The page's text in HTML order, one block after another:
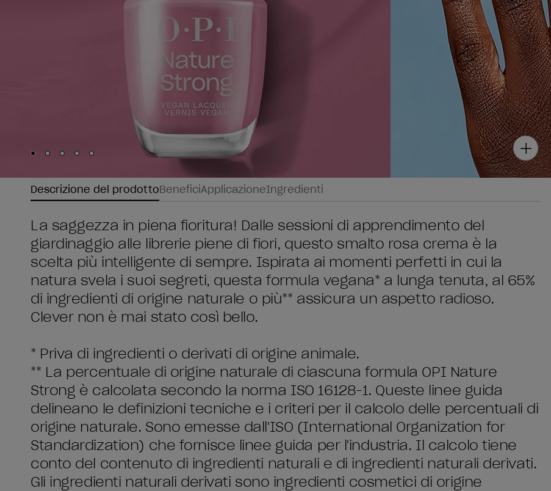
Skip to slide
Skip to slide
Skip to slide
Skip to slide
Skip to slide5
Descrizione del prodottoBeneficiApplicazioneIngredienti
La saggezza in piena fioritura! Dalle sessioni di apprendimento del
giardinaggio alle librerie piene di fiori, questo smalto rosa crema è la
scelta più intelligente di sempre. Ispirata ai momenti perfetti in cui la
natura svela i suoi segreti, questa formula vegana* a lunga tenuta, al 65%
di ingredienti di origine naturale o più** assicura un aspetto radioso.
Clever non è mai stato così bello.
* Priva di ingredienti o derivati di origine animale.
** La percentuale di origine naturale di ciascuna formula OPI Nature
Strong è calcolata secondo la norma ISO 16128-1. Queste linee guida
delineano le definizioni tecniche e i criteri per il calcolo delle percentuali di
origine naturale. Sono emesse dall'ISO (International Organization for
Standardization) che fornisce linee guida per l'industria. Il calcolo tiene
conto del contenuto di ingredienti naturali e di ingredienti naturali derivati.
Gli ingredienti naturali derivati sono ingredienti cosmetici di origine